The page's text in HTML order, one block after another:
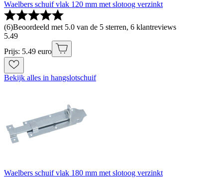
Waelbers schuif vlak 120 mm met slotoog verzinkt
(6)Beoordeeld met 5.0 van de 5 sterren, 6 klantreviews
5.49
Prijs: 5.49 euro
Bekijk alles in hangslotschuif
Waelbers schuif vlak 180 mm met slotoog verzinkt